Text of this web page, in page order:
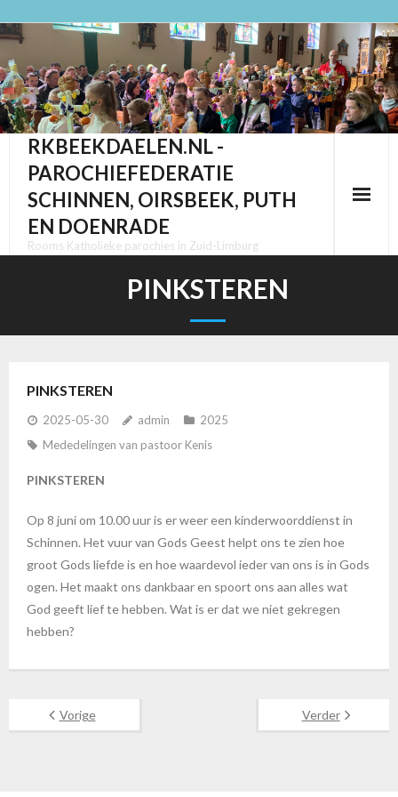
Ga
naar
de
inhoud
RKBEEKDAELEN.NL -
PAROCHIEFEDERATIE
SCHINNEN, OIRSBEEK, PUTH
EN DOENRADE
Rooms Katholieke parochies in Zuid-Limburg
PINKSTEREN
PINKSTEREN
2025-05-30 admin
2025
Mededelingen van pastoor Kenis
PINKSTEREN
Op 8 juni om 10.00 uur is er weer een kinderwoorddienst in
Schinnen. Het vuur van Gods Geest helpt ons te zien hoe
groot Gods liefde is en hoe waardevol ieder van ons is in Gods
ogen. Het maakt ons dankbaar en spoort ons aan alles wat
God geeft lief te hebben. Wat is er dat we niet gekregen
hebben?
Vorige Verder